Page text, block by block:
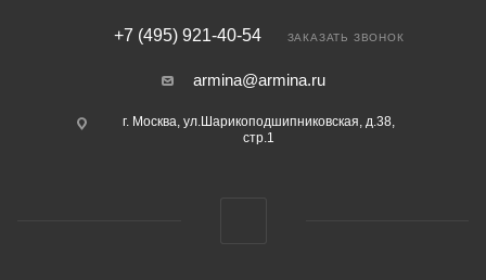
+7 (495) 921-40-54 ЗАКАЗАТЬ ЗВОНОК
armina@armina.ru
г. Москва, ул.Шарикоподшипниковская, д.38,
стр.1